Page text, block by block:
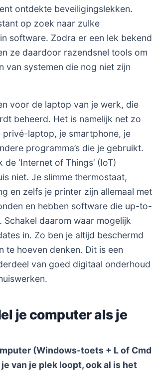
ontdekte beveiligingslekken.
op zoek naar zulke
software. Zodra er een lek bekend
ze daardoor razendsnel tools om
van systemen die nog niet zijn
voor de laptop van je werk, die
beheerd. Het is namelijk net zo
laptop, je smartphone, je
programma’s die je gebruikt.
‘Internet of Things’ (IoT)
niet. Je slimme thermostaat,
en zelfs je printer zijn allemaal met
en hebben software die up-to-
Schakel daarom waar mogelijk
in. Zo ben je altijd beschermd
te hoeven denken. Dit is een
van goed digitaal onderhoud
je computer als je
(Windows-toets + L of Cmd
van je plek loopt, ook al is het